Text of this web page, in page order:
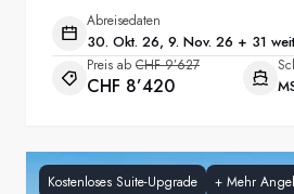
Abreisedaten
30. Okt. 26, 9. Nov. 26 + 31
Preis ab CHF 9’627
CHF 8’420
Kostenloses Suite-Upgrade + Mehr